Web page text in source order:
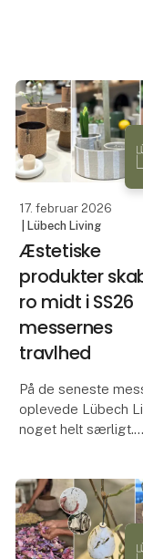
afgørende. På
præsenterer Casa
et nøje udvalgt
sortiment fra
17. februar 2026
| Lübech Living
Æstetiske
produkter
ro midt i SS26
messernes
travlhed
På de seneste
oplevede Lübech
noget helt særligt.
og indbydende
stand føltes - en
der trak dem til og
dem til at stoppe